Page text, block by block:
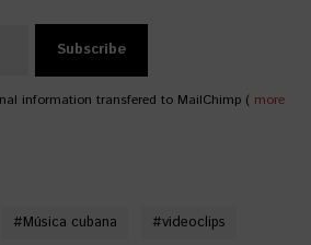
information transfered to MailChimp ( more
#Música cubana #videoclips